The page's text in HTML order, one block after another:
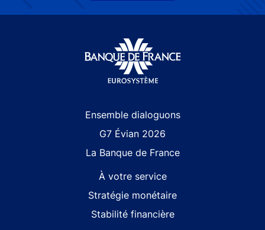
Ensemble dialoguons
G7 Évian 2026
La Banque de France
À votre service
Stratégie monétaire
Stabilité financière